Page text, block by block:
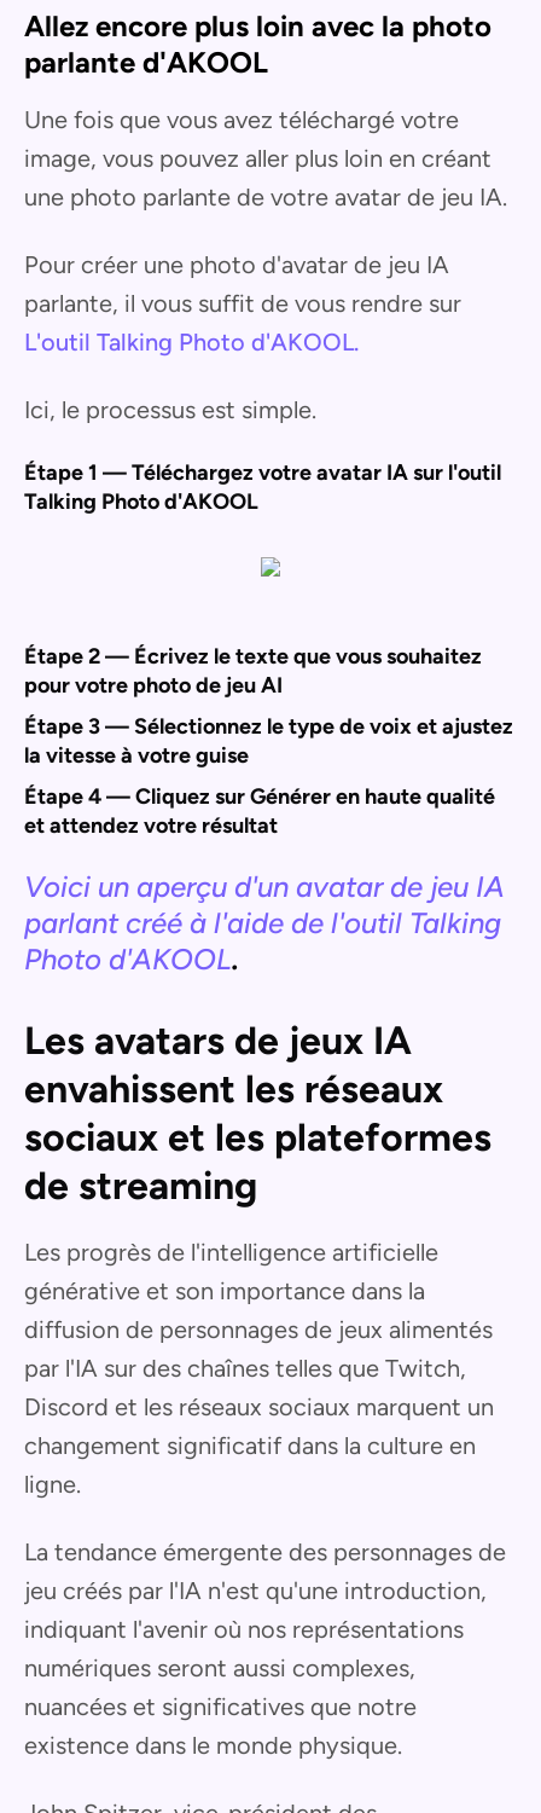
Allez encore plus loin avec la photo
parlante d'AKOOL
Une fois que vous avez téléchargé votre
image, vous pouvez aller plus loin en créant
une photo parlante de votre avatar de jeu IA.
Pour créer une photo d'avatar de jeu IA
parlante, il vous suffit de vous rendre sur
L'outil Talking Photo d'AKOOL.
Ici, le processus est simple.
Étape 1 — Téléchargez votre avatar IA sur l'outil
Talking Photo d'AKOOL
Étape 2 — Écrivez le texte que vous souhaitez
pour votre photo de jeu AI
Étape 3 — Sélectionnez le type de voix et ajustez
la vitesse à votre guise
Étape 4 — Cliquez sur Générer en haute qualité
et attendez votre résultat
Voici un aperçu d'un avatar de jeu IA
parlant créé à l'aide de l'outil Talking
Photo d'AKOOL.
Les avatars de jeux IA
envahissent les réseaux
sociaux et les plateformes
de streaming
Les progrès de l'intelligence artificielle
générative et son importance dans la
diffusion de personnages de jeux alimentés
par l'IA sur des chaînes telles que Twitch,
Discord et les réseaux sociaux marquent un
changement significatif dans la culture en
ligne.
La tendance émergente des personnages de
jeu créés par l'IA n'est qu'une introduction,
indiquant l'avenir où nos représentations
numériques seront aussi complexes,
nuancées et significatives que notre
existence dans le monde physique.